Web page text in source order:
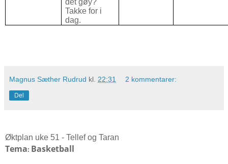
det gøy?
Takke for i
dag.
Magnus Sæther Rudrud kl. 22:31 2 kommentarer:
Del
Øktplan uke 51 - Tellef og Taran
Tema: Basketball